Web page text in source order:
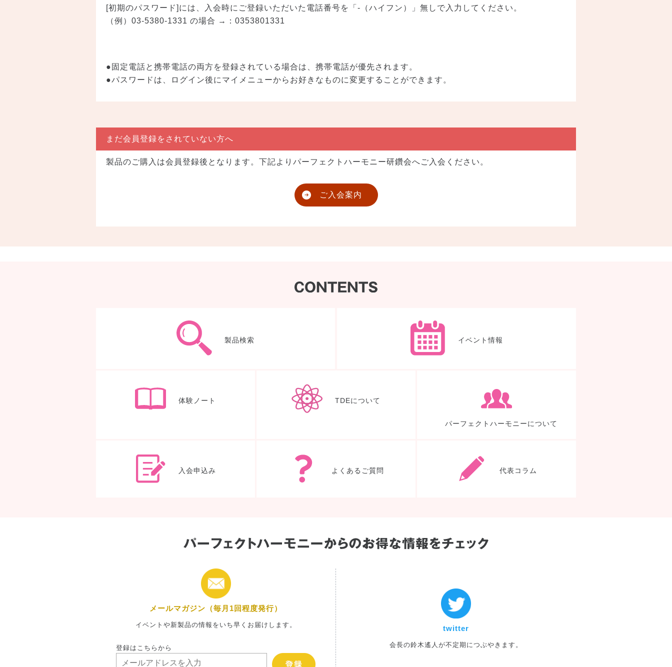
[初期のパスワード]には、入会時にご登録いただいた電話番号を「-（ハイフン）」無しで入力してください。
（例）03-5380-1331 の場合 →：0353801331
●固定電話と携帯電話の両方を登録されている場合は、携帯電話が優先されます。
●パスワードは、ログイン後にマイメニューからお好きなものに変更することができます。
まだ会員登録をされていない方へ
製品のご購入は会員登録後となります。下記よりパーフェクトハーモニー研鑽会へご入会ください。
ご入会案内
製品検索 イベント情報
体験ノート TDEについて
パーフェクトハーモニーについて
入会申込み よくあるご質問 代表コラム
メールマガジン（毎月1回程度発行）
イベントや新製品の情報をいち早くお届けします。
登録はこちらから
twitter
会長の鈴木遙人が不定期につぶやきます。